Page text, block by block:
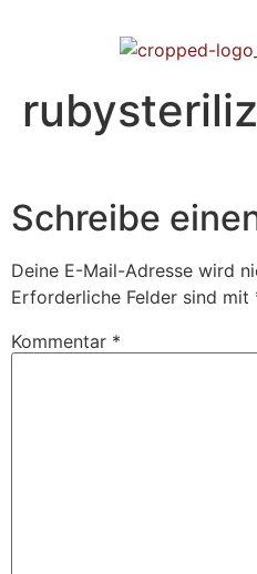
Schreibe
Deine E-Mail-Adresse wird
Erforderliche Felder sind mit
Kommentar *